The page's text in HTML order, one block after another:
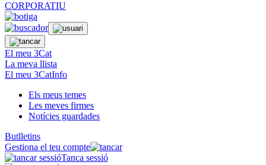
CORPORATIU
El meu 3Cat
La meva llista
El meu 3CatInfo
Els meus temes
Les meves firmes
Notícies guardades
Butlletins
Gestiona el teu compte
Tanca sessió